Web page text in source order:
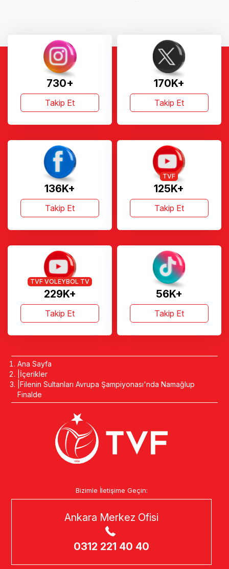
730+
Takip Et
170K+
Takip Et
136K+
Takip Et
125K+
TVF
Takip Et
229K+
TVF VOLEYBOL TV
Takip Et
56K+
Takip Et
Ana Sayfa
İçerikler
Filenin Sultanları Avrupa Şampiyonası'nda Namağlup
Finalde
Bizimle İletişime Geçin:
Ankara Merkez Ofisi
0312 221 40 40